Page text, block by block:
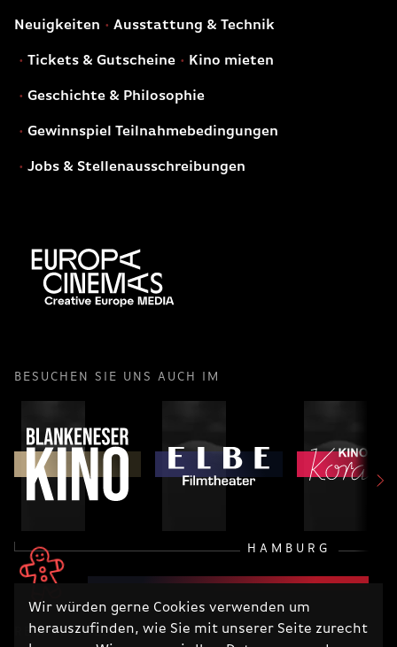
Wir würden gerne Cookies verwenden um
herauszufinden, wie Sie mit unserer Seite zurecht
Neuigkeiten Ausstattung & Technik
Tickets & Gutscheine Kino mieten
Geschichte & Philosophie
Gewinnspiel Teilnahmebedingungen
Jobs & Stellenausschreibungen
BESUCHEN SIE UNS AUCH IM
HAMBURG
RECHTLICHES